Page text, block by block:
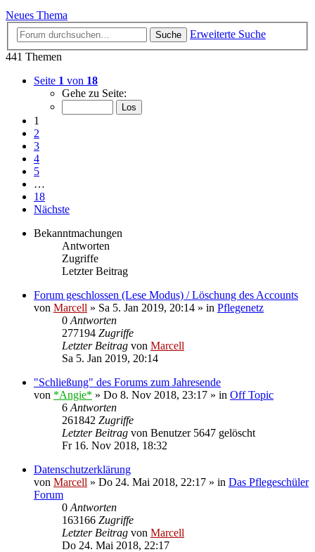
Neues Thema
Suche
Erweiterte Suche
441 Themen
Seite 1 von 18
Gehe zu Seite:
1
2
3
4
5
…
18
Nächste
Bekanntmachungen
Antworten
Zugriffe
Letzter Beitrag
Forum geschlossen (Lese Modus) / Löschung des Accounts
von Marcell » Sa 5. Jan 2019, 20:14 » in Pflegenetz
0 Antworten
277194 Zugriffe
Letzter Beitrag von Marcell
Sa 5. Jan 2019, 20:14
"Schließung" des Forums zum Jahresende
von *Angie* » Do 8. Nov 2018, 23:17 » in Off Topic
6 Antworten
261842 Zugriffe
Letzter Beitrag von Benutzer 5647 gelöscht
Fr 16. Nov 2018, 18:32
Datenschutzerklärung
von Marcell » Do 24. Mai 2018, 22:17 » in Das Pflegeschüler
Forum
0 Antworten
163166 Zugriffe
Letzter Beitrag von Marcell
Do 24. Mai 2018, 22:17